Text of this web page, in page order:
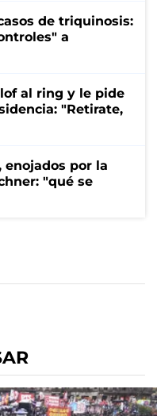
de triquinosis:
a
al ring y le pide
"Retirate,
enojados por la
"qué se